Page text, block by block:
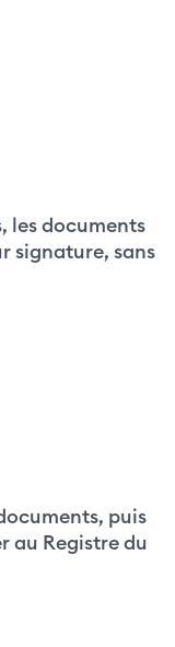
les documents
signature, sans
puis
au Registre du